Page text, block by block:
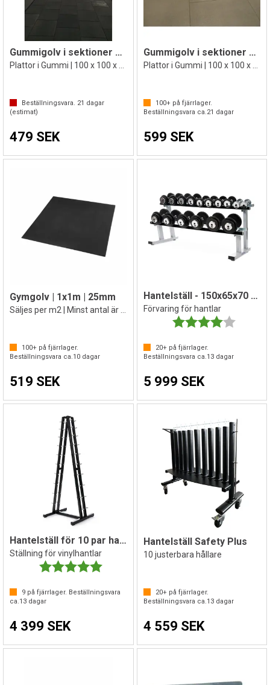
Gummigolv i sektioner Quad C1
Beställningsvara. 21 dagar
(estimat)
479 SEK
Gummigolv i sektioner Quad C2
100+på fjärrlager.
Beställningsvara ca.21 dagar
599 SEK
Gymgolv | 1x1m | 25mm
100+ på fjärrlager.
Beställningsvara ca.10 dagar
519 SEK
Hantelställ - 150x65x70 cm
Förvaring för hantlar
Betyg:
20+på fjärrlager.
Beställningsvara ca.13dagar
5 999 SEK
Hantelställ för 10 par hantlar
Ställning för vinylhantlar
Betyg:
5.0 utav 5 stjärnor
9 på fjärrlager. Beställningsvara
ca.13 dagar
4 399 SEK
Hantelställ Safety Plus
10 justerbara hållare
20+på fjärrlager.
Beställningsvara ca.13dagar
4 559 SEK